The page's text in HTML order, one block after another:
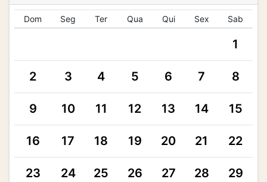
Dom Seg Ter Qua Qui Sex Sab
1
2 3 4 5 6 7 8
9 10 11 12 13 14 15
16 17 18 19 20 21 22
23 24 25 26 27 28 29